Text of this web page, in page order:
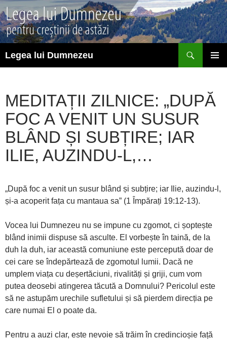
Sari
la
conținut
Legea lui Dumnezeu
MEDITAȚII ZILNICE: „DUPĂ
FOC A VENIT UN SUSUR
BLÂND ȘI SUBȚIRE; IAR
ILIE, AUZINDU-L,…
„După foc a venit un susur blând și subțire; iar Ilie, auzindu-l,
și-a acoperit fața cu mantaua sa” (1 Împărați 19:12-13).
Vocea lui Dumnezeu nu se impune cu zgomot, ci șoptește
blând inimii dispuse să asculte. El vorbește în taină, de la
duh la duh, iar această comuniune este percepută doar de
cei care se îndepărtează de zgomotul lumii. Dacă ne
umplem viața cu deșertăciuni, rivalități și griji, cum vom
putea deosebi atingerea tăcută a Domnului? Pericolul este
să ne astupăm urechile sufletului și să pierdem direcția pe
care numai El o poate da.
Pentru a auzi clar, este nevoie să trăim în credincioșie față